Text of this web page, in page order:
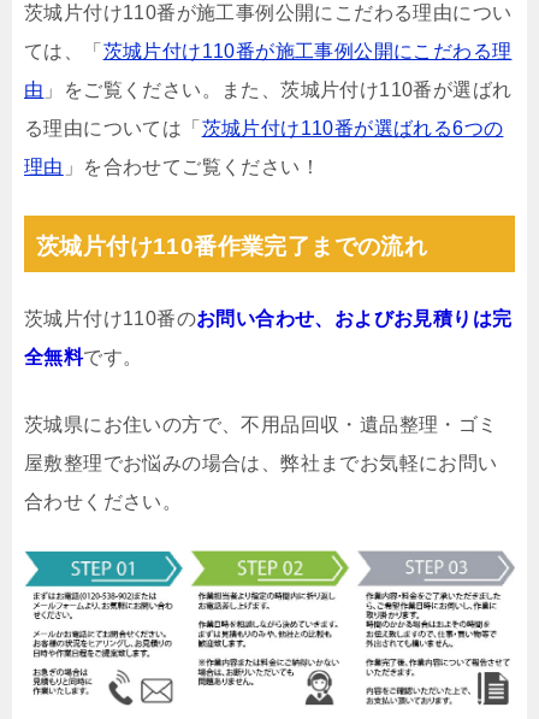
茨城片付け110番が施工事例公開にこだわる理由につい
ては、「 茨城片付け110番が施工事例公開にこだわる理
由 」をご覧ください。また、茨城片付け110番が選ばれ
る理由については「 茨城片付け110番が選ばれる6つの
理由 」を合わせてご覧ください！
茨城片付け110番作業完了までの流れ
茨城片付け110番のお問い合わせ、およびお見積りは完
全無料です。
茨城県にお住いの方で、不用品回収・遺品整理・ゴミ
屋敷整理でお悩みの場合は、弊社までお気軽にお問い
合わせください。